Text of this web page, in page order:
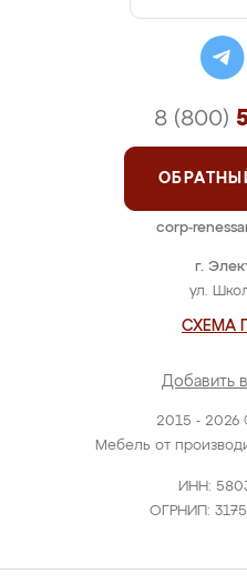
2015 - 2026
Мебель от
ИНН:
ОГРНИП:
г.
ул.
СХЕМА
Добавить
8 (800)
corp-